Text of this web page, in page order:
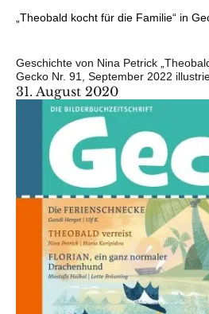
„Theobald kocht für die Familie“ in
Geschichte von Nina Petrick
Gecko Nr. 91, September 2022
31. August 2020